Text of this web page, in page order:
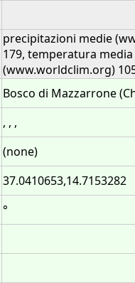
precipitazioni medie
179, temperatura
(www.worldclim.org)
Bosco di Mazzarrone
, , ,
(none)
37.0410653,14.7153282
°